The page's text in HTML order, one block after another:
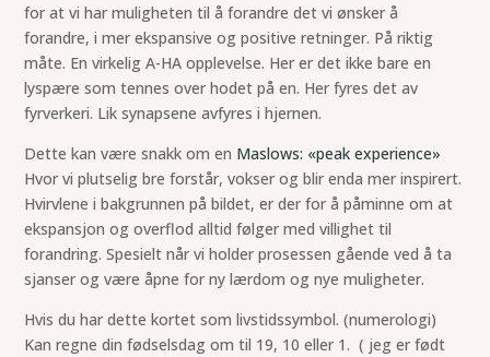
for at vi har muligheten til å forandre det vi ønsker å
forandre, i mer ekspansive og positive retninger. På riktig
måte. En virkelig A-HA opplevelse. Her er det ikke bare en
lyspære som tennes over hodet på en. Her fyres det av
fyrverkeri. Lik synapsene avfyres i hjernen.
Dette kan være snakk om en Maslows: «peak experience»
Hvor vi plutselig bre forstår, vokser og blir enda mer inspirert.
Hvirvlene i bakgrunnen på bildet, er der for å påminne om at
ekspansjon og overflod alltid følger med villighet til
forandring. Spesielt når vi holder prosessen gående ved å ta
sjanser og være åpne for ny lærdom og nye muligheter.
Hvis du har dette kortet som livstidssymbol. (numerologi)
Kan regne din fødselsdag om til 19, 10 eller 1. ( jeg er født